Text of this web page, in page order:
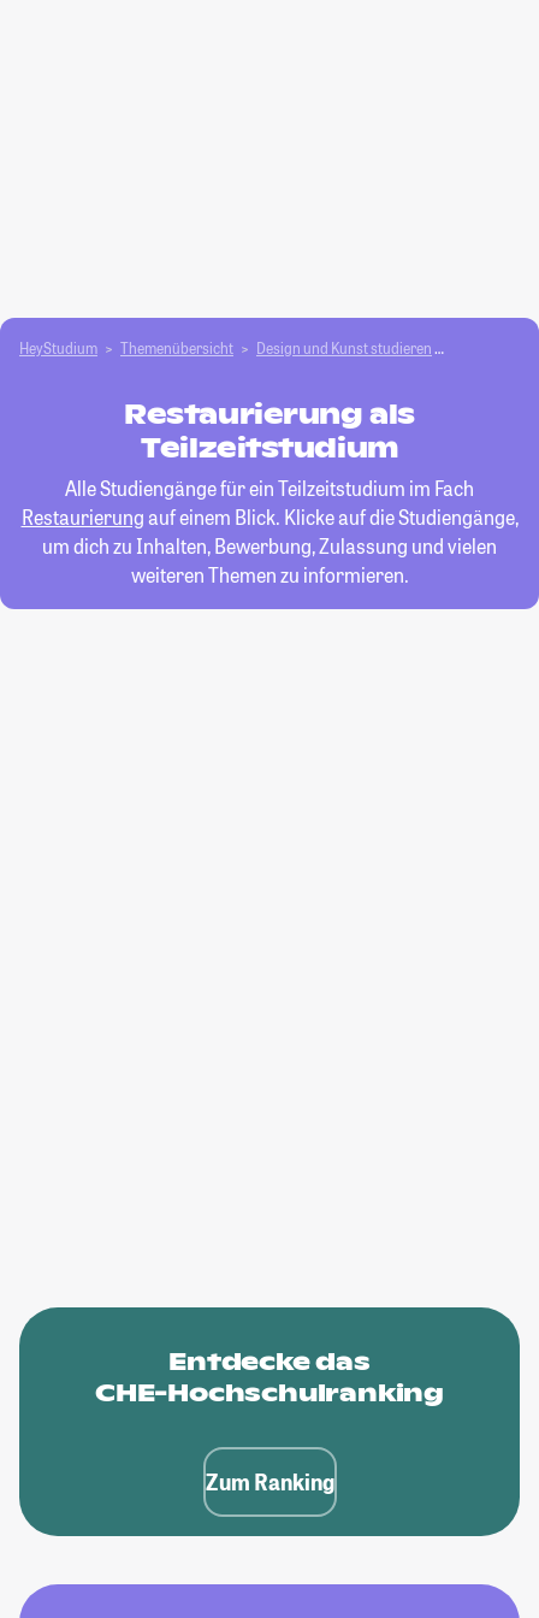
HeyStudium Themenübersicht Design und Kunst studieren
Restaurierung als
Teilzeitstudium
Alle Studiengänge für ein Teilzeitstudium im Fach
Restaurierungauf einem Blick. Klicke auf die Studiengänge,
um dich zu Inhalten, Bewerbung, Zulassung und vielen
weiteren Themen zu informieren.
Entdecke das
CHE-Hochschulranking
Zum Ranking